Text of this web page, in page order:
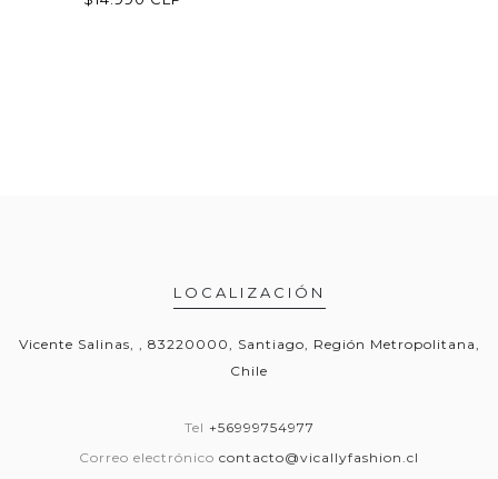
LOCALIZACIÓN
Vicente Salinas, , 83220000, Santiago, Región Metropolitana,
Chile
Tel +56999754977
Correo electrónico contacto@vicallyfashion.cl